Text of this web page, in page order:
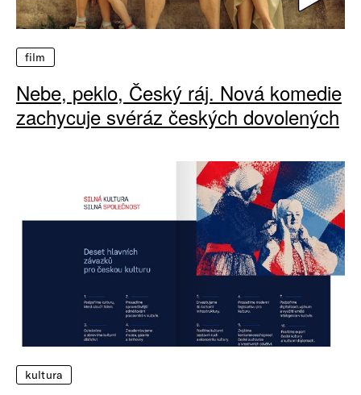
film
Nebe, peklo, Český ráj. Nová komedie
zachycuje svéráz českých dovolených
kultura